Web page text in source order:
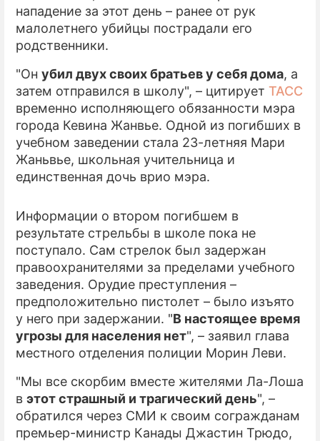
нападение за этот день – ранее от рук
малолетнего убийцы пострадали его
родственники.
"Он убил двух своих братьев у себя дома, а
затем отправился в школу", – цитирует ТАСС
временно исполняющего обязанности мэра
города Кевина Жанвье. Одной из погибших в
учебном заведении стала 23-летняя Мари
Жаньвье, школьная учительница и
единственная дочь врио мэра.
Информации о втором погибшем в
результате стрельбы в школе пока не
поступало. Сам стрелок был задержан
правоохранителями за пределами учебного
заведения. Орудие преступления –
предположительно пистолет – было изъято
у него при задержании. "В настоящее время
угрозы для населения нет", – заявил глава
местного отделения полиции Морин Леви.
"Мы все скорбим вместе жителями Ла-Лоша
в этот страшный и трагический день", –
обратился через СМИ к своим согражданам
премьер-министр Канады Джастин Трюдо,